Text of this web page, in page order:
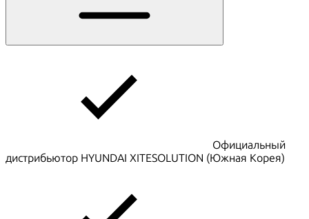
Официальный
дистрибьютор HYUNDAI XITESOLUTION (Южная Корея)